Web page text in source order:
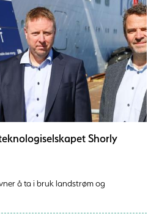
Shorly
å ta i bruk landstrøm og